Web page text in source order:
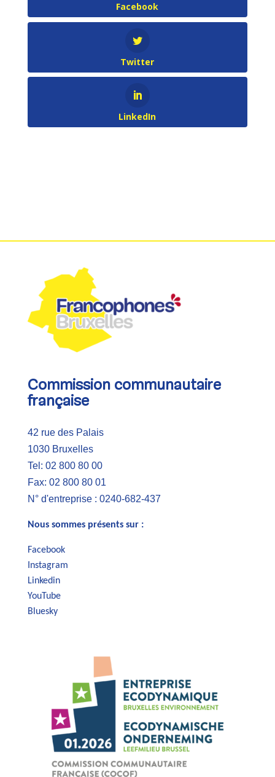
Facebook
Twitter
LinkedIn
Commission communautaire
française
42 rue des Palais
1030 Bruxelles
Tel: 02 800 80 00
Fax: 02 800 80 01
N° d'entreprise : 0240-682-437
Nous sommes présents sur :
Facebook
Instagram
Linkedin
YouTube
Bluesky